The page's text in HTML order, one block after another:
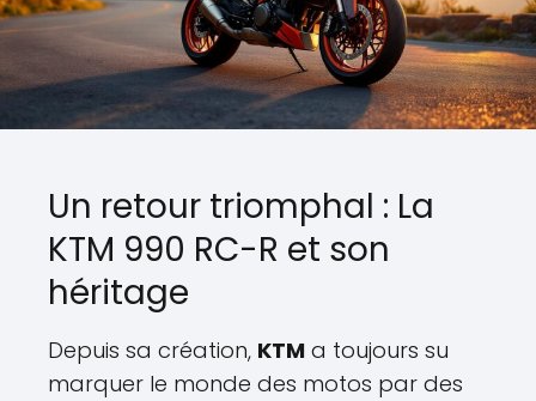
Un retour triomphal : La
KTM 990 RC-R et son
héritage
Depuis sa création, KTM a toujours su
marquer le monde des motos par des